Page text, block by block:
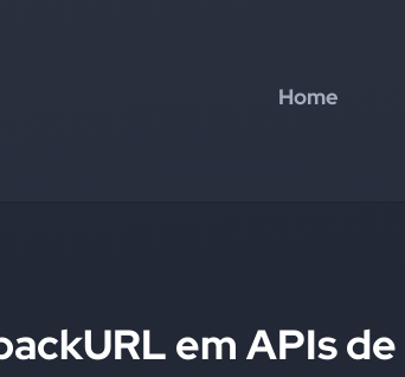
Home
em APIs de